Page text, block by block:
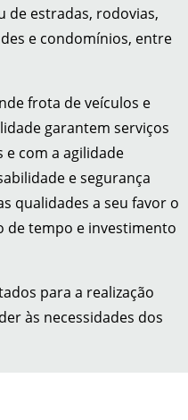
de estradas, rodovias,
e condomínios, entre
frota de veículos e
garantem serviços
e com a agilidade
e segurança
qualidades a seu favor o
de tempo e investimento
para a realização
às necessidades dos